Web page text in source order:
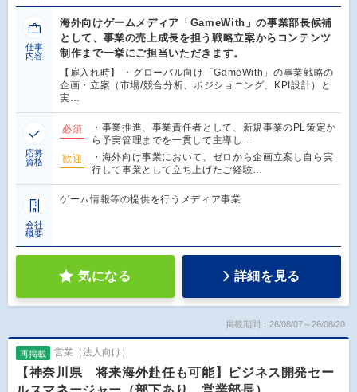
仕事
内容
海外向けゲームメディア「GameWith」の事業部長候補
として、事業の売上成長を担う戦略立案からコンテンツ
制作まで一挙にご担当いただきます。
【雇入れ時】 ・グローバル向け「GameWith」の事業戦略の
企画・立案（市場/競合分析、ポジショニング、KPI設計）と
実…
応募
資格
必須
・事業推進、事業責任者として、新規事業のPL策定か
ら予実管理までを一貫して主導し…
歓迎
・海外向け事業において、ゼロから企画立案し自ら実
行して事業として立ち上げたご経験…
会社
概要
ゲーム情報等の提供を行うメディア事業
気になる 詳細を見る
掲載期間：26/08/07～26/08/20
再掲載 営業（法人向け）
【神奈川県 将来海外赴任も可能】ビジネス開発セー